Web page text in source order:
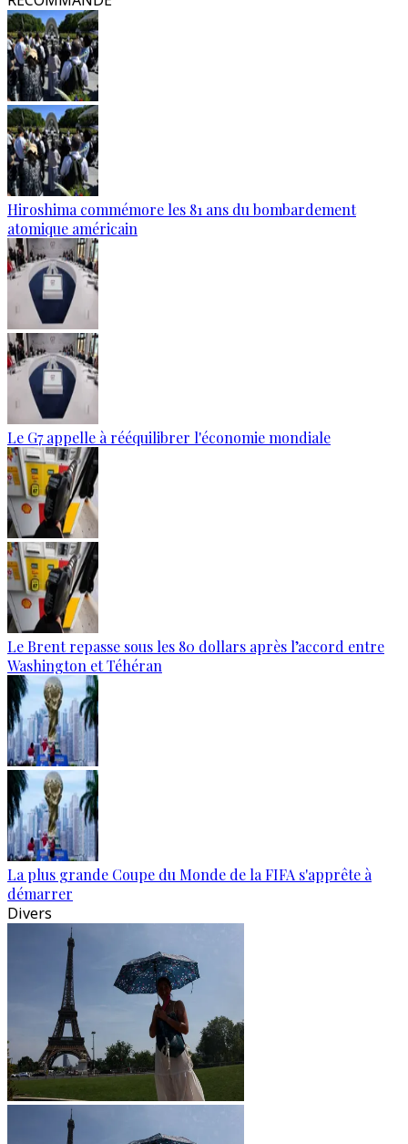
Hiroshima commémore les 81 ans du bombardement
atomique américain
Le G7 appelle à rééquilibrer l'économie mondiale
Le Brent repasse sous les 80 dollars après l’accord entre
Washington et Téhéran
La plus grande Coupe du Monde de la FIFA s'apprête à
démarrer
Divers